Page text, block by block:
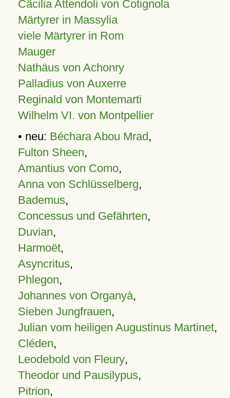
Cäcilia Attendoli von Cotignola
Märtyrer in Massylia
viele Märtyrer in Rom
Mauger
Nathäus von Achonry
Palladius von Auxerre
Reginald von Montemarti
Wilhelm VI. von Montpellier
• neu: Béchara Abou Mrad,
Fulton Sheen,
Amantius von Como,
Anna von Schlüsselberg,
Bademus,
Concessus und Gefährten,
Duvian,
Harmoët,
Asyncritus,
Phlegon,
Johannes von Organyà,
Sieben Jungfrauen,
Julian vom heiligen Augustinus Martinet,
Cléden,
Leodebold von Fleury,
Theodor und Pausilypus,
Pitrion,